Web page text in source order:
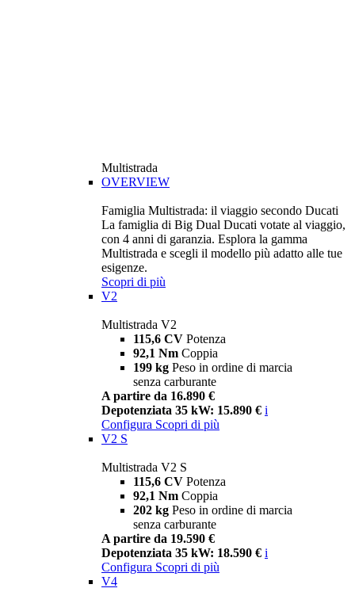
Multistrada
OVERVIEW
Famiglia Multistrada: il viaggio secondo Ducati
La famiglia di Big Dual Ducati votate al viaggio,
con 4 anni di garanzia. Esplora la gamma
Multistrada e scegli il modello più adatto alle tue
esigenze.
Scopri di più
V2
Multistrada V2
115,6 CV Potenza
92,1 Nm Coppia
199 kg Peso in ordine di marcia
senza carburante
A partire da 16.890 €
Depotenziata 35 kW: 15.890 € i
Configura Scopri di più
V2 S
Multistrada V2 S
115,6 CV Potenza
92,1 Nm Coppia
202 kg Peso in ordine di marcia
senza carburante
A partire da 19.590 €
Depotenziata 35 kW: 18.590 € i
Configura Scopri di più
V4